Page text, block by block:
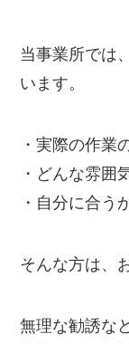
当事業所では
います。
・実際の作業
・どんな雰囲
・自分に合う
そんな方は、
無理な勧誘な